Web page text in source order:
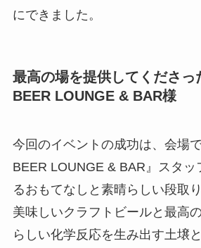
にできました。
最高の場を提供してくださっ
BEER LOUNGE & BAR様
今回のイベントの成功は、会場
BEER LOUNGE & BAR』スタッ
るおもてなしと素晴らしい段取
美味しいクラフトビールと最高
らしい化学反応を生み出す土壌